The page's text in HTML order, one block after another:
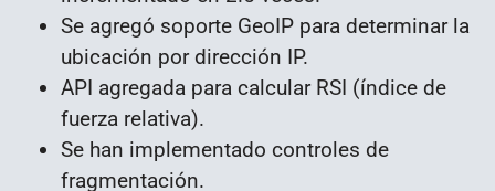
Se agregó soporte GeoIP para determinar la
ubicación por dirección IP.
API agregada para calcular RSI (índice de
fuerza relativa).
Se han implementado controles de
fragmentación.